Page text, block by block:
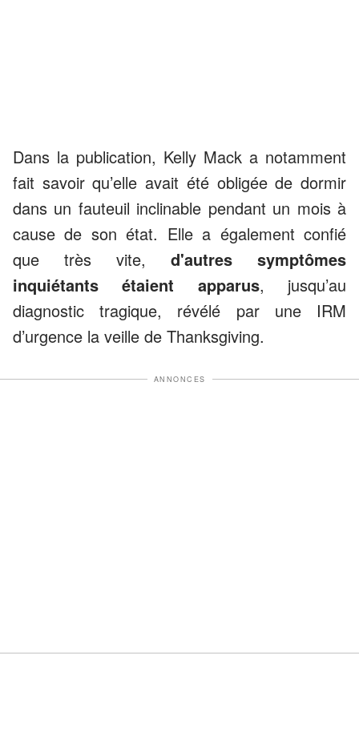
Dans la publication, Kelly Mack a notamment
fait savoir qu’elle avait été obligée de dormir
dans un fauteuil inclinable pendant un mois à
cause de son état. Elle a également confié
que très vite, d'autres symptômes
inquiétants étaient apparus, jusqu’au
diagnostic tragique, révélé par une IRM
d’urgence la veille de Thanksgiving.
ANNONCES